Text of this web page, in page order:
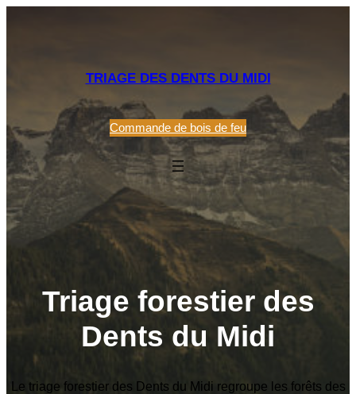
TRIAGE DES DENTS DU MIDI
Commande de bois de feu
Triage forestier des
Dents du Midi
Le triage forestier des Dents du Midi regroupe les forêts des